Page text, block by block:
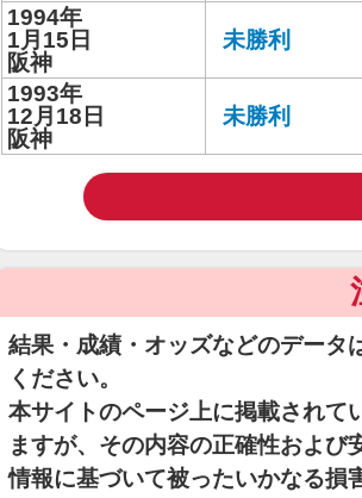
1994年
1月15日
阪神
未勝利
1993年
12月18日
阪神
未勝利
結果・成績・オッズなどのデータ
ください。
本サイトのページ上に掲載されて
ますが、その内容の正確性およ
情報に基づいて被ったいかなる損